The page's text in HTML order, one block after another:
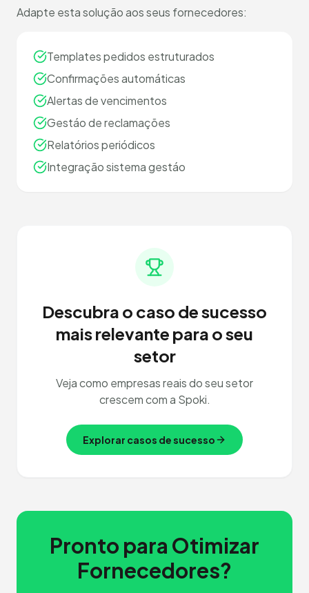
Adapte esta solução aos seus fornecedores:
Templates pedidos estruturados
Confirmações automáticas
Alertas de vencimentos
Gestáo de reclamações
Relatórios periódicos
Integração sistema gestáo
Descubra o caso de sucesso
mais relevante para o seu
setor
Veja como empresas reais do seu setor
crescem com a Spoki.
Explorar casos de sucesso
Pronto para Otimizar
Fornecedores?